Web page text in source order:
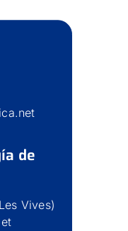
de
Vives)